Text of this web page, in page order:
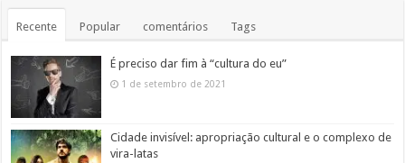
Recente Popular comentários Tags
É preciso dar fim à “cultura do eu”
1 de setembro de 2021
Cidade invisível: apropriação cultural e o complexo de
vira-latas